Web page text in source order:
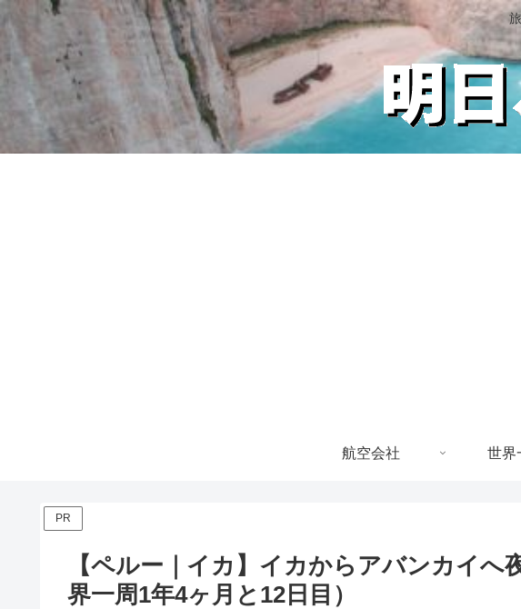
航空会社 世界
PR
【ペルー｜イカ】イカからアバンカイへ
界一周1年4ヶ月と12日目）